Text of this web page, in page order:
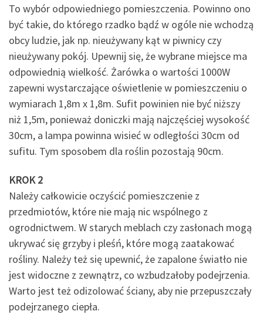
To wybór odpowiedniego pomieszczenia. Powinno ono
być takie, do którego rzadko bądź w ogóle nie wchodzą
obcy ludzie, jak np. nieużywany kąt w piwnicy czy
nieużywany pokój. Upewnij się, że wybrane miejsce ma
odpowiednią wielkość. Żarówka o wartości 1000W
zapewni wystarczające oświetlenie w pomieszczeniu o
wymiarach 1,8m x 1,8m. Sufit powinien nie być niższy
niż 1,5m, ponieważ doniczki mają najczęściej wysokość
30cm, a lampa powinna wisieć w odległości 30cm od
sufitu. Tym sposobem dla roślin pozostają 90cm.
KROK 2
Należy całkowicie oczyścić pomieszczenie z
przedmiotów, które nie mają nic wspólnego z
ogrodnictwem. W starych meblach czy zasłonach mogą
ukrywać się grzyby i pleśń, które mogą zaatakować
rośliny. Należy też się upewnić, że zapalone światło nie
jest widoczne z zewnątrz, co wzbudzałoby podejrzenia.
Warto jest też odizolować ściany, aby nie przepuszczały
podejrzanego ciepła.